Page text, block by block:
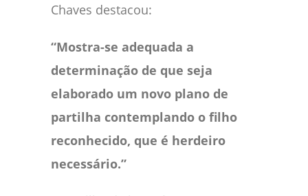
Chaves destacou:
“Mostra-se adequada a
determinação de que seja
elaborado um novo plano de
partilha contemplando o filho
reconhecido, que é herdeiro
necessário.”